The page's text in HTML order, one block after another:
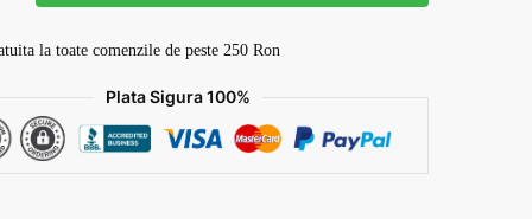
la toate comenzile de peste 250 Ron
Plata Sigura 100%